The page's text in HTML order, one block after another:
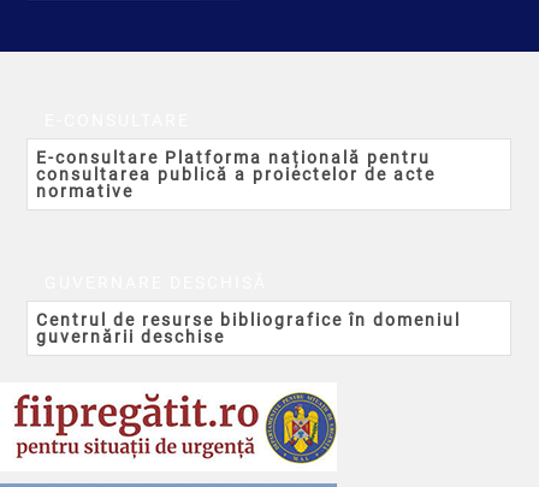
E-consultare Platforma națională pentru
consultarea publică a proiectelor de acte
normative
Centrul de resurse bibliografice în domeniul
guvernării deschise